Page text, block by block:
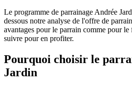
Le programme de parrainage Andrée
dessous notre analyse de l'offre de
avantages pour le parrain comme pour
suivre pour en profiter.
Pourquoi choisir le
Jardin